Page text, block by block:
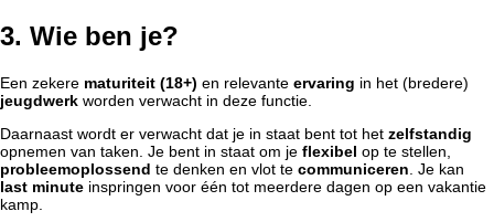
3. Wie ben je?
Een zekere maturiteit (18+) en relevante ervaring in het (bredere)
jeugdwerk worden verwacht in deze functie.
Daarnaast wordt er verwacht dat je in staat bent tot het zelfstandig
opnemen van taken. Je bent in staat om je flexibel op te stellen,
probleemoplossend te denken en vlot te communiceren . Je kan
last minute inspringen voor één tot meerdere dagen op een vakantie
kamp.